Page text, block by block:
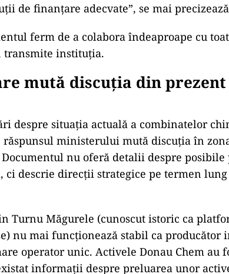
de finanțare adecvate”, se mai
ferm de a colabora îndeaproape cu
transmite instituția.
mută discuția din
despre situația actuală a combinatelor
răspunsul ministerului mută discuția în
nu oferă detalii despre
ci descrie direcții strategice pe termen
Turnu Măgurele (cunoscut istoric ca
nu mai funcționează stabil ca producător
operator unic. Activele Donau Chem au
informații despre preluarea unor